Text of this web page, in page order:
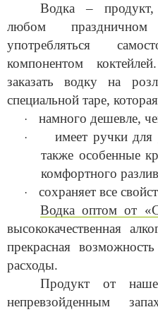
Водка –
любом
употребляться
компонентом
заказать водку на
специальной таре,
· намного дешевле,
·
имеет ручки
также особенные
комфортного
·
сохраняет все
Водка оптом от
высококачественная
прекрасная
расходы.
Продукт от
непревзойденным